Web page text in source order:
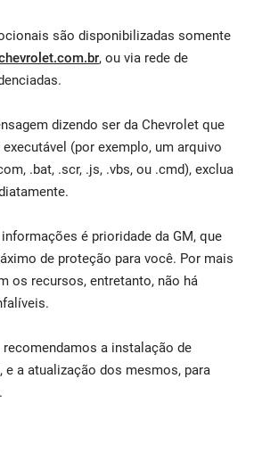
são disponibilizadas somente
, ou via rede de
dizendo ser da Chevrolet que
(por exemplo, um arquivo
.bat, .scr, .js, .vbs, ou .cmd), exclua
é prioridade da GM, que
de proteção para você. Por mais
os recursos, entretanto, não há
a instalação de
e a atualização dos mesmos, para